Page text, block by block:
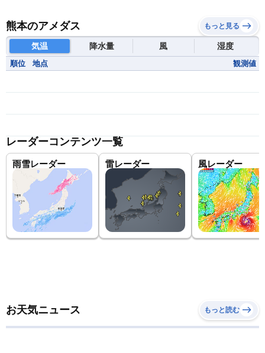
熊本のアメダス もっと見る
気温 降水量 風 湿度
順位 地点 観測値
レーダーコンテンツ一覧
雨雪レーダー 雷レーダー 風レーダー
お天気ニュース もっと読む